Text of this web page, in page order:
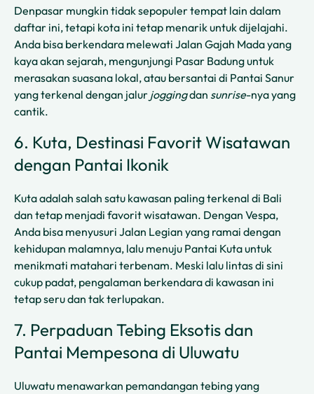
Denpasar mungkin tidak sepopuler tempat lain dalam
daftar ini, tetapi kota ini tetap menarik untuk dijelajahi.
Anda bisa berkendara melewati Jalan Gajah Mada yang
kaya akan sejarah, mengunjungi Pasar Badung untuk
merasakan suasana lokal, atau bersantai di Pantai Sanur
yang terkenal dengan jalur joggingdan sunrise-nya yang
cantik.
6. Kuta, Destinasi Favorit Wisatawan
dengan Pantai Ikonik
Kuta adalah salah satu kawasan paling terkenal di Bali
dan tetap menjadi favorit wisatawan. Dengan Vespa,
Anda bisa menyusuri Jalan Legian yang ramai dengan
kehidupan malamnya, lalu menuju Pantai Kuta untuk
menikmati matahari terbenam. Meski lalu lintas di sini
cukup padat, pengalaman berkendara di kawasan ini
tetap seru dan tak terlupakan.
7. Perpaduan Tebing Eksotis dan
Pantai Mempesona di Uluwatu
Uluwatu menawarkan pemandangan tebing yang